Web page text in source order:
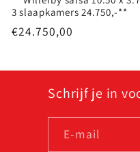
3 slaapkamers 24.750,-**
Normale
€24.750,00
Schrijf je in
E‑mail